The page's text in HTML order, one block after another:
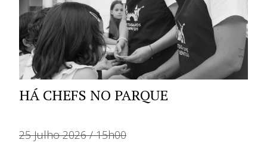
HÁ CHEFS NO PARQUE
25 Julho 2026 / 15h00